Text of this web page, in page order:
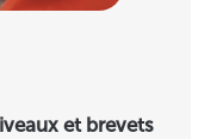
et brevets